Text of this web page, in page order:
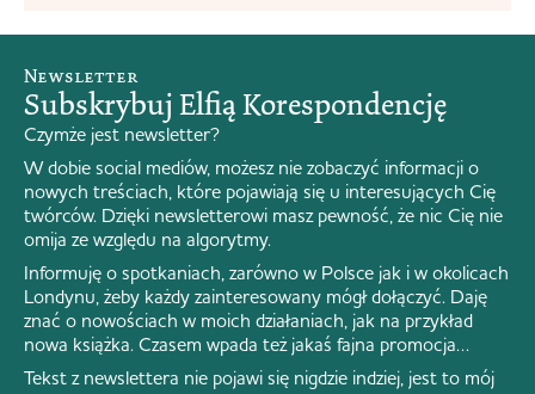
Newsletter
Subskrybuj Elfią Korespondencję
Czymże jest newsletter?
W dobie social mediów, możesz nie zobaczyć informacji o
nowych treściach, które pojawiają się u interesujących Cię
twórców. Dzięki newsletterowi masz pewność, że nic Cię nie
omija ze względu na algorytmy.
Informuję o spotkaniach, zarówno w Polsce jak i w okolicach
Londynu, żeby każdy zainteresowany mógł dołączyć. Daję
znać o nowościach w moich działaniach, jak na przykład
nowa książka. Czasem wpada też jakaś fajna promocja…
Tekst z newslettera nie pojawi się nigdzie indziej, jest to mój